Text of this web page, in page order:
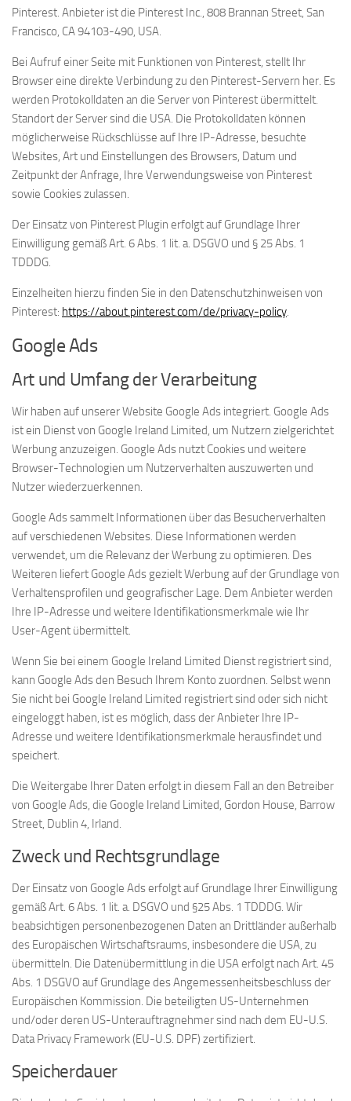
Pinterest. Anbieter ist die Pinterest Inc., 808 Brannan Street, San
Francisco, CA 94103-490, USA.
Bei Aufruf einer Seite mit Funktionen von Pinterest, stellt Ihr
Browser eine direkte Verbindung zu den Pinterest-Servern her. Es
werden Protokolldaten an die Server von Pinterest übermittelt.
Standort der Server sind die USA. Die Protokolldaten können
möglicherweise Rückschlüsse auf Ihre IP-Adresse, besuchte
Websites, Art und Einstellungen des Browsers, Datum und
Zeitpunkt der Anfrage, Ihre Verwendungsweise von Pinterest
sowie Cookies zulassen.
Der Einsatz von Pinterest Plugin erfolgt auf Grundlage Ihrer
Einwilligung gemäß Art. 6 Abs. 1 lit. a. DSGVO und § 25 Abs. 1
TDDDG.
Einzelheiten hierzu finden Sie in den Datenschutzhinweisen von
Pinterest: https://about.pinterest.com/de/privacy-policy.
Google Ads
Art und Umfang der Verarbeitung
Wir haben auf unserer Website Google Ads integriert. Google Ads
ist ein Dienst von Google Ireland Limited, um Nutzern zielgerichtet
Werbung anzuzeigen. Google Ads nutzt Cookies und weitere
Browser-Technologien um Nutzerverhalten auszuwerten und
Nutzer wiederzuerkennen.
Google Ads sammelt Informationen über das Besucherverhalten
auf verschiedenen Websites. Diese Informationen werden
verwendet, um die Relevanz der Werbung zu optimieren. Des
Weiteren liefert Google Ads gezielt Werbung auf der Grundlage von
Verhaltensprofilen und geografischer Lage. Dem Anbieter werden
Ihre IP-Adresse und weitere Identifikationsmerkmale wie Ihr
User-Agent übermittelt.
Wenn Sie bei einem Google Ireland Limited Dienst registriert sind,
kann Google Ads den Besuch Ihrem Konto zuordnen. Selbst wenn
Sie nicht bei Google Ireland Limited registriert sind oder sich nicht
eingeloggt haben, ist es möglich, dass der Anbieter Ihre IP-
Adresse und weitere Identifikationsmerkmale herausfindet und
speichert.
Die Weitergabe Ihrer Daten erfolgt in diesem Fall an den Betreiber
von Google Ads, die Google Ireland Limited, Gordon House, Barrow
Street, Dublin 4, Irland.
Zweck und Rechtsgrundlage
Der Einsatz von Google Ads erfolgt auf Grundlage Ihrer Einwilligung
gemäß Art. 6 Abs. 1 lit. a. DSGVO und §25 Abs. 1 TDDDG. Wir
beabsichtigen personenbezogenen Daten an Drittländer außerhalb
des Europäischen Wirtschaftsraums, insbesondere die USA, zu
übermitteln. Die Datenübermittlung in die USA erfolgt nach Art. 45
Abs. 1 DSGVO auf Grundlage des Angemessenheitsbeschluss der
Europäischen Kommission. Die beteiligten US-Unternehmen
und/oder deren US-Unterauftragnehmer sind nach dem EU-U.S.
Data Privacy Framework (EU-U.S. DPF) zertifiziert.
Speicherdauer